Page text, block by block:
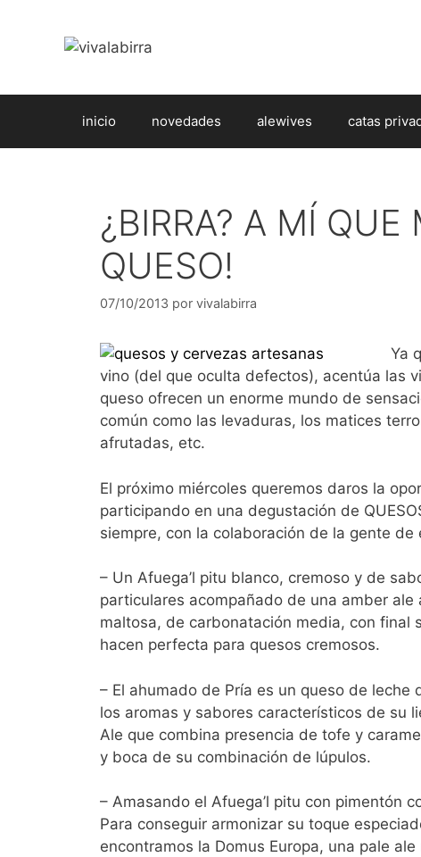
contenido
inicio novedades alewives catas
¿BIRRA? A MÍ
QUESO!
07/10/2013 por vivalabirra
Ya
vino (del que oculta defectos), acentúa las
queso ofrecen un enorme mundo de
común como las levaduras, los matices
afrutadas, etc.
El próximo miércoles queremos daros la
participando en una degustación de
siempre, con la colaboración de la gente
– Un Afuega’l pitu blanco, cremoso y de
particulares acompañado de una amber
maltosa, de carbonatación media, con final
hacen perfecta para quesos cremosos.
– El ahumado de Pría es un queso de
los aromas y sabores característicos de su
Ale que combina presencia de tofe y
y boca de su combinación de lúpulos.
– Amasando el Afuega’l pitu con pimentón
Para conseguir armonizar su toque
encontramos la Domus Europa, una pale